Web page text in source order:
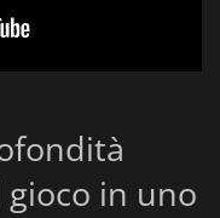
in uno